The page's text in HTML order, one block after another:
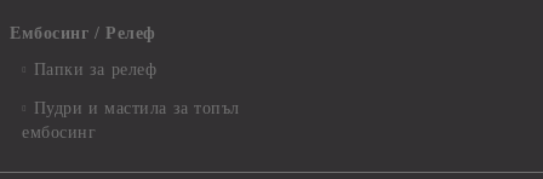
Ембосинг / Релеф
Папки за релеф
Пудри и мастила за топъл
ембосинг